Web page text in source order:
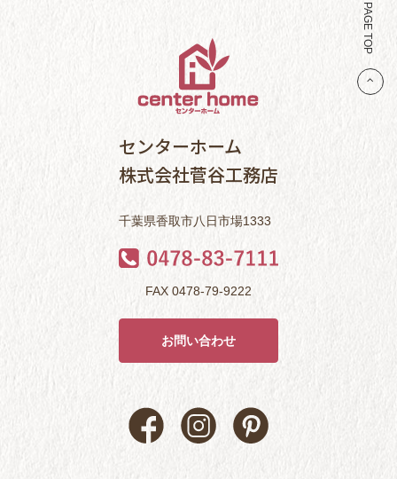
PAGE TOP
センターホーム
株式会社菅谷工務店
千葉県香取市八日市場1333
FAX 0478-79-9222
お問い合わせ